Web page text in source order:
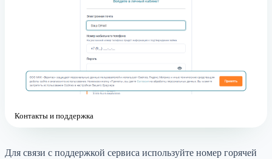
Контакты и поддержка
Для связи с поддержкой сервиса используйте номер горячей